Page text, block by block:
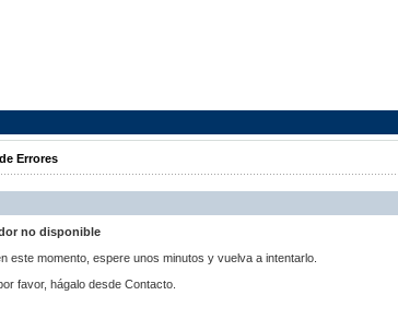
Errores
no disponible
este momento, espere unos minutos y vuelva a intentarlo.
favor, hágalo desde Contacto.